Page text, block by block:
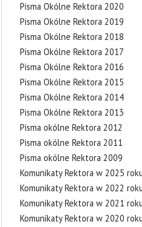
Pisma Okólne Rektora 2020
Pisma Okólne Rektora 2019
Pisma Okólne Rektora 2018
Pisma Okólne Rektora 2017
Pisma Okólne Rektora 2016
Pisma Okólne Rektora 2015
Pisma Okólne Rektora 2014
Pisma Okólne Rektora 2013
Pisma okólne Rektora 2012
Pisma okólne Rektora 2011
Pisma okólne Rektora 2009
Komunikaty Rektora w 2025 roku
Komunikaty Rektora w 2022 roku
Komunikaty Rektora w 2021 roku
Komunikaty Rektora w 2020 roku